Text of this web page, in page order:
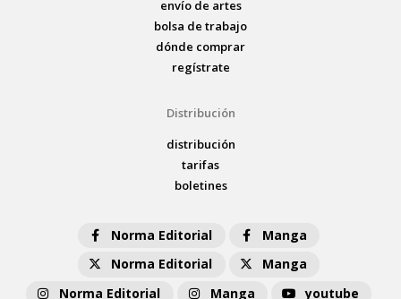
envío de artes
bolsa de trabajo
dónde comprar
regístrate
Distribución
distribución
tarifas
boletines
Norma Editorial
Manga
Norma Editorial
Manga
Norma Editorial
Manga youtube